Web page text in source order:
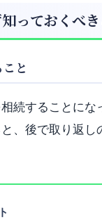
っておくべき
と
続することにな
、後で取り返